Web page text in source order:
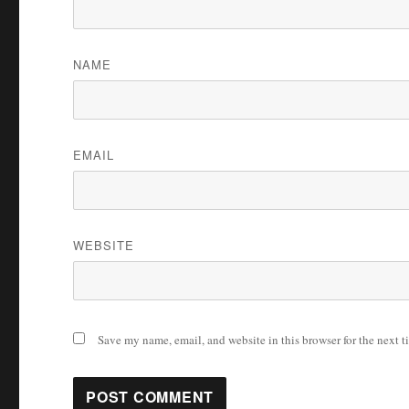
NAME
EMAIL
WEBSITE
Save my name, email, and website in this browser for the next